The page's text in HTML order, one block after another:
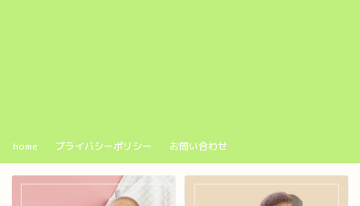
home プライバシーポリシー お問い合わせ